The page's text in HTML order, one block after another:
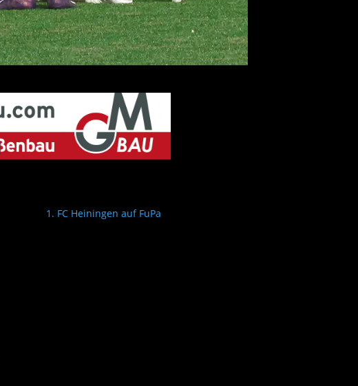
1. FC Heiningen auf FuPa